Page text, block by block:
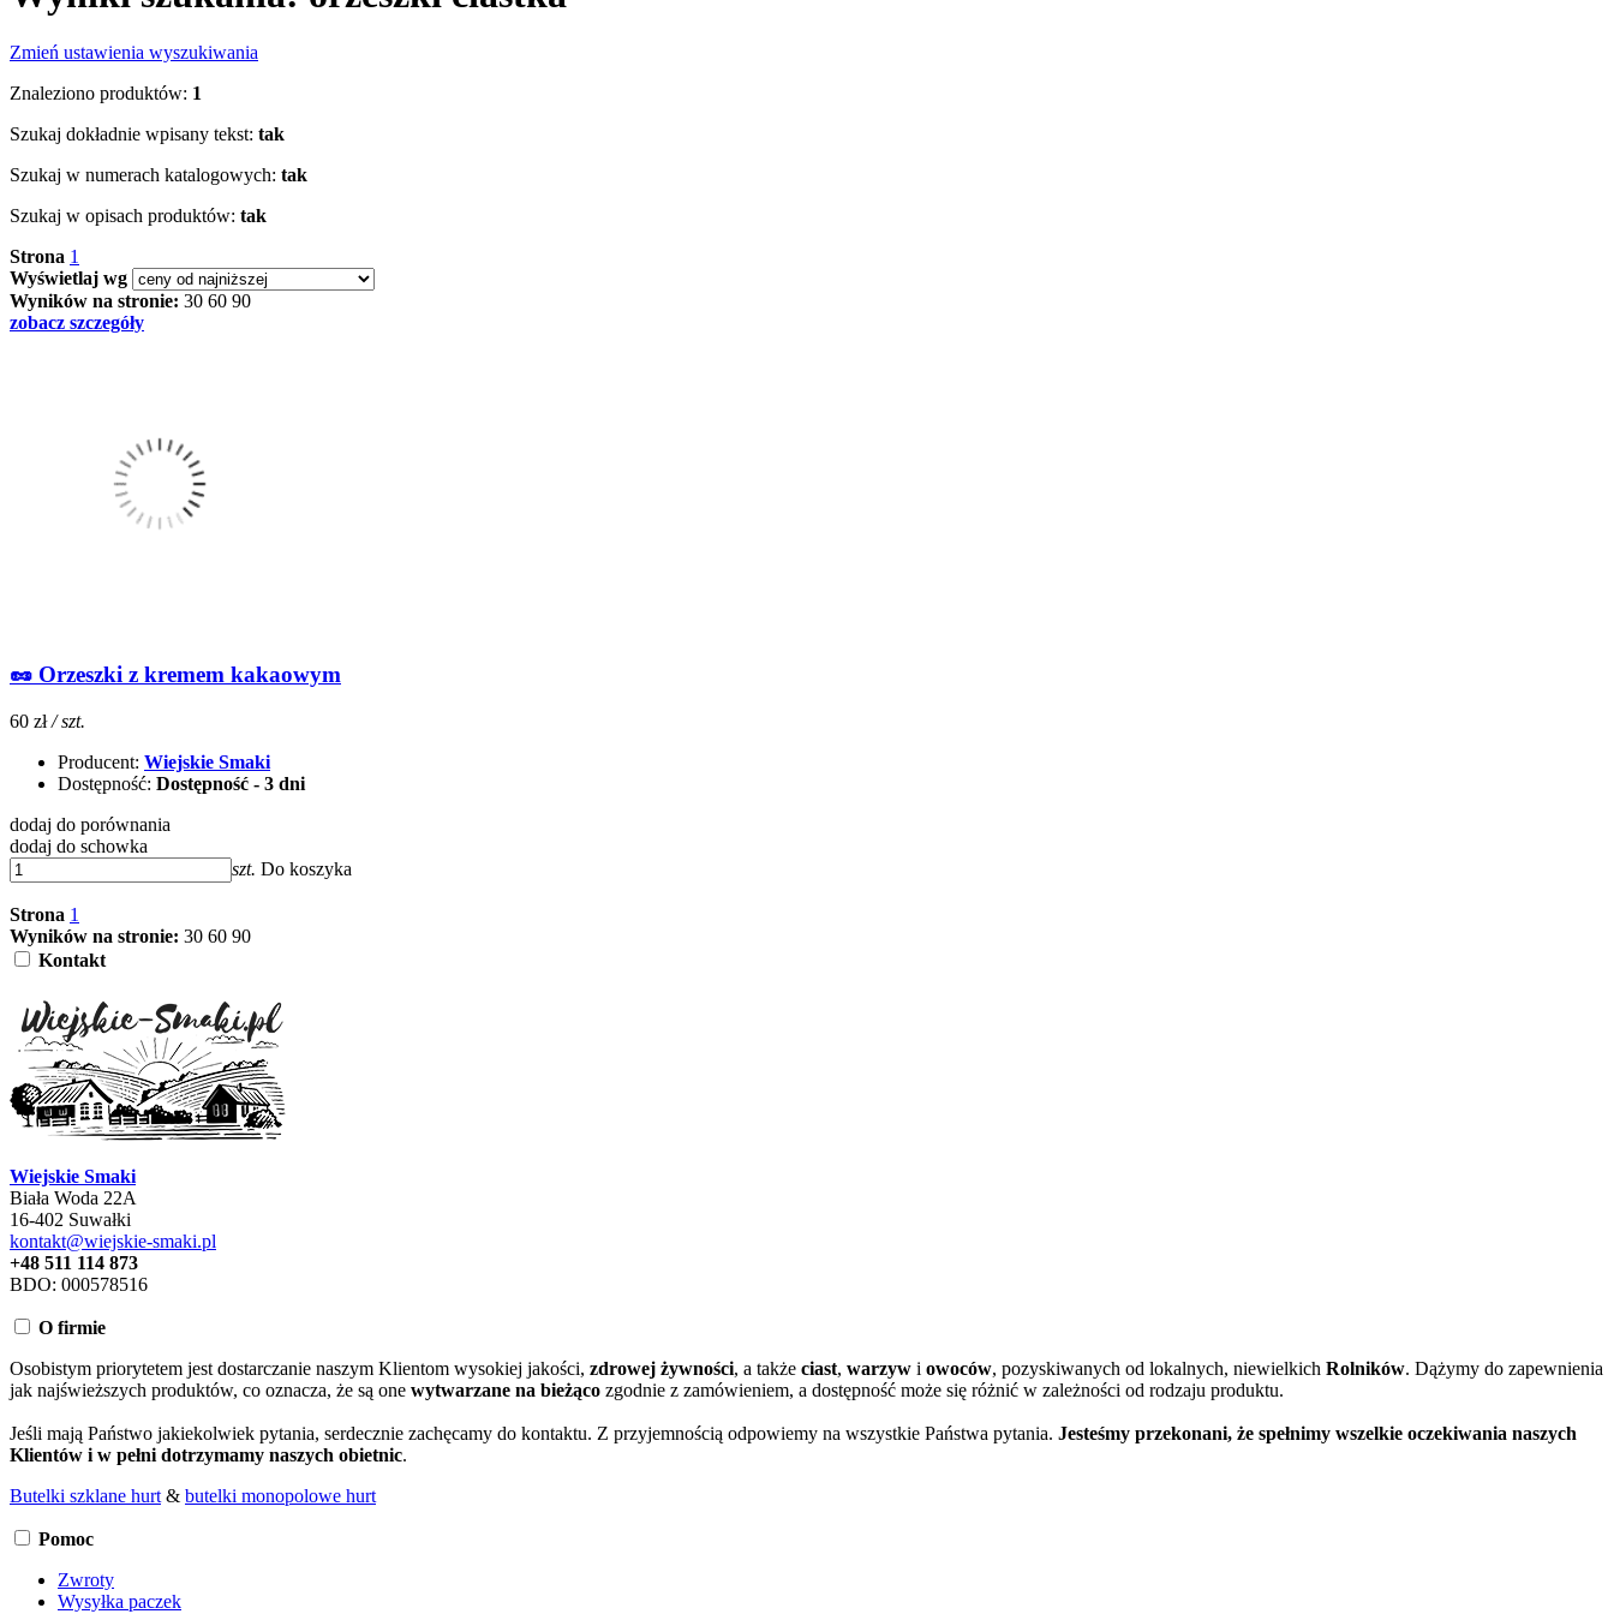
Zmień ustawienia wyszukiwania
Znaleziono produktów: 1
Szukaj dokładnie wpisany tekst: tak
Szukaj w numerach katalogowych: tak
Szukaj w opisach produktów: tak
Strona 1
Wyświetlaj wg
Wyników na stronie: 30 60 90
zobacz szczegóły
🥜 Orzeszki z kremem kakaowym
60 zł / szt.
Producent: Wiejskie Smaki
Dostępność: Dostępność - 3 dni
dodaj do porównania
dodaj do schowka
szt. Do koszyka
Strona 1
Wyników na stronie: 30 60 90
Kontakt
Wiejskie Smaki
Biała Woda 22A
16-402 Suwałki
kontakt@wiejskie-smaki.pl
+48 511 114 873
BDO: 000578516
O firmie
Osobistym priorytetem jest dostarczanie naszym Klientom wysokiej jakości, zdrowej żywności, a także ciast, warzyw i owoców, pozyskiwanych od lokalnych, niewielkich Rolników. Dążymy do zapewnienia
jak najświeższych produktów, co oznacza, że są one wytwarzane na bieżąco zgodnie z zamówieniem, a dostępność może się różnić w zależności od rodzaju produktu.
Jeśli mają Państwo jakiekolwiek pytania, serdecznie zachęcamy do kontaktu. Z przyjemnością odpowiemy na wszystkie Państwa pytania. Jesteśmy przekonani, że spełnimy wszelkie oczekiwania naszych
Klientów i w pełni dotrzymamy naszych obietnic.
Butelki szklane hurt & butelki monopolowe hurt
Pomoc
Zwroty
Wysyłka paczek